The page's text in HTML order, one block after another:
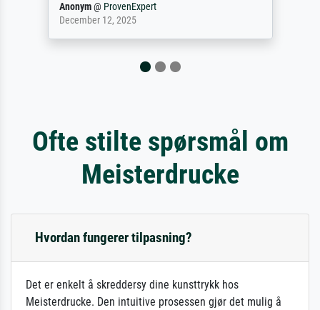
Reinhold,@ProvenExpert
April 22, 2026
Ofte stilte spørsmål om
Meisterdrucke
Hvordan fungerer tilpasning?
Det er enkelt å skreddersy dine kunsttrykk hos
Meisterdrucke. Den intuitive prosessen gjør det mulig å